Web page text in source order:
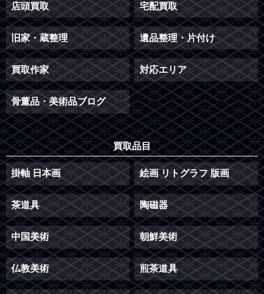
店頭買取 宅配買取
旧家・蔵整理 遺品整理・片付け
買取作家 対応エリア
骨董品・美術品ブログ
買取品目
掛軸 日本画 絵画 リトグラフ 版画
茶道具 陶磁器
中国美術 朝鮮美術
仏教美術 煎茶道具